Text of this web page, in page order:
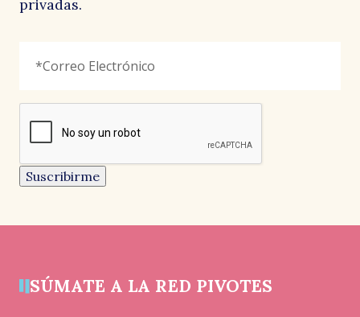
señala
campo
un
campo
de
debe
Electrónico *
reCAPTCHA
Suscribirme
privadas.
SÚMATE A LA RED PIVOTES